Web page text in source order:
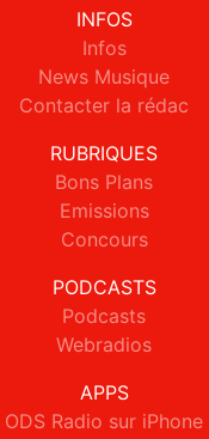
INFOS
Infos
News Musique
Contacter la rédac
RUBRIQUES
Bons Plans
Emissions
Concours
PODCASTS
Podcasts
Webradios
APPS
ODS Radio sur iPhone